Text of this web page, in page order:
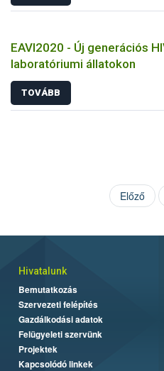
EAVI2020 - Új generációs
laboratóriumi állatokon
TOVÁBB
Előző
Hivatalunk
Bemutatkozás
Szervezeti felépítés
Gazdálkodási adatok
Felügyeleti szervünk
Projektek
Kapcsolódó linkek